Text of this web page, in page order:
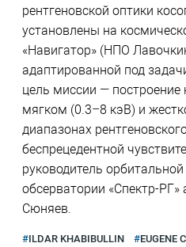
рентгеновской оптики
установлены на
«Навигатор» (НПО
адаптированной под
цель миссии — построение
мягком (0.3–8 кэВ) и
диапазонах
беспрецедентной
руководитель
обсерватории «Спектр-
Сюняев.
ILDAR KHABIBULLIN
EUGENE